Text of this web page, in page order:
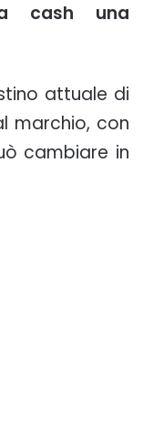
cash una
attuale di
marchio, con
cambiare in